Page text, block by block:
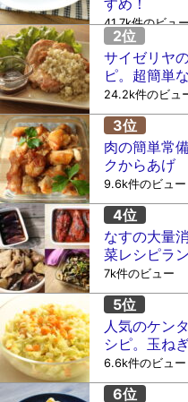
すめ！
41.7k件のビュ
サイゼリヤ
ピ。超簡単
24.2k件のビュ
肉の簡単常
クからあげ
9.6k件のビュー
なすの大量
菜レシピラ
7k件のビュー
人気のケン
シピ。玉ね
6.6k件のビュー